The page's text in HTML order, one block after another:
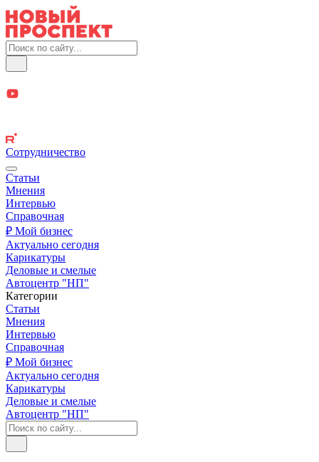
Сотрудничество
Статьи
Мнения
Интервью
Справочная
₽ Мой бизнес
Актуально сегодня
Карикатуры
Деловые и смелые
Автоцентр "НП"
Категории
Статьи
Мнения
Интервью
Справочная
₽ Мой бизнес
Актуально сегодня
Карикатуры
Деловые и смелые
Автоцентр "НП"